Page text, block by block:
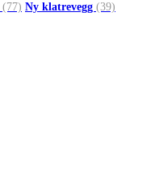
(77) Ny klatrevegg (39)